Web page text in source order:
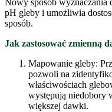
Nowy sposób wyznaczania
pH gleby i umożliwia
sposób.
Jak zastosować zmienną
Mapowanie gleby:
pozwoli na
właściwościach
występują niedobory
większej dawki.